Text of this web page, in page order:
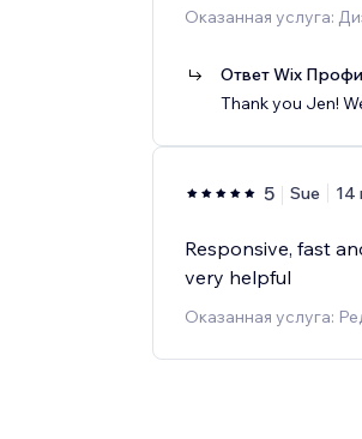
Оказанная услуга:
Ответ Wix Профи
Thank you Jen!
5 Sue 14
Responsive, fast
very helpful
Оказанная услуга: